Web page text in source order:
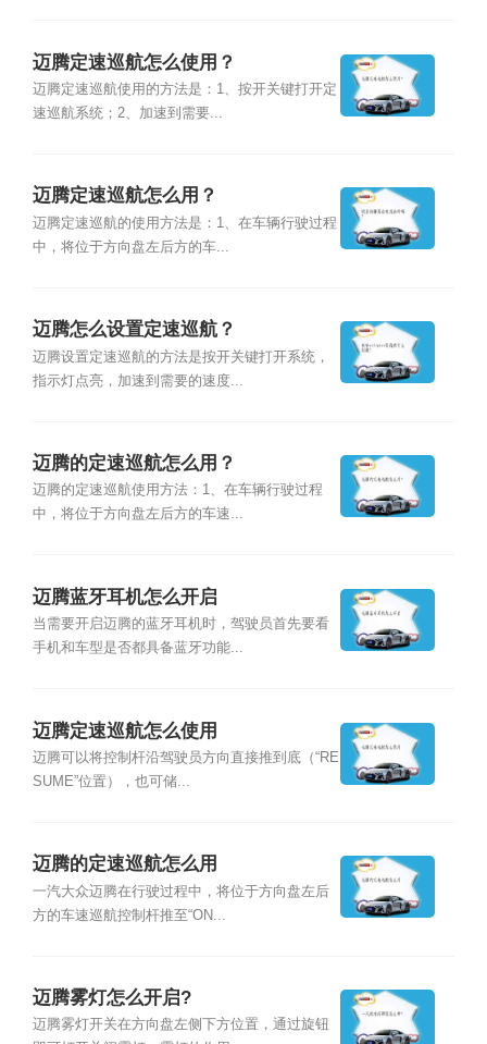
迈腾定速巡航怎么使用？
迈腾定速巡航使用的方法是：1、按开关键打开定
速巡航系统；2、加速到需要...
迈腾定速巡航怎么用？
迈腾定速巡航的使用方法是：1、在车辆行驶过程
中，将位于方向盘左后方的车...
迈腾怎么设置定速巡航？
迈腾设置定速巡航的方法是按开关键打开系统，
指示灯点亮，加速到需要的速度...
迈腾的定速巡航怎么用？
迈腾的定速巡航使用方法：1、在车辆行驶过程
中，将位于方向盘左后方的车速...
迈腾蓝牙耳机怎么开启
当需要开启迈腾的蓝牙耳机时，驾驶员首先要看
手机和车型是否都具备蓝牙功能...
迈腾定速巡航怎么使用
迈腾可以将控制杆沿驾驶员方向直接推到底（“RE
SUME”位置），也可储...
迈腾的定速巡航怎么用
一汽大众迈腾在行驶过程中，将位于方向盘左后
方的车速巡航控制杆推至“ON...
迈腾雾灯怎么开启?
迈腾雾灯开关在方向盘左侧下方位置，通过旋钮